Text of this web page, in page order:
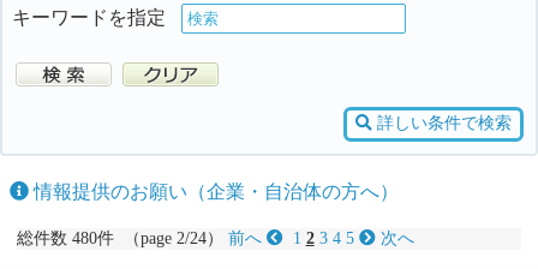
キーワードを指定
詳しい条件で検索
情報提供のお願い（企業・自治体の方へ）
総件数 480件 （page 2/24） 前へ 1 2 3 4 5 次へ